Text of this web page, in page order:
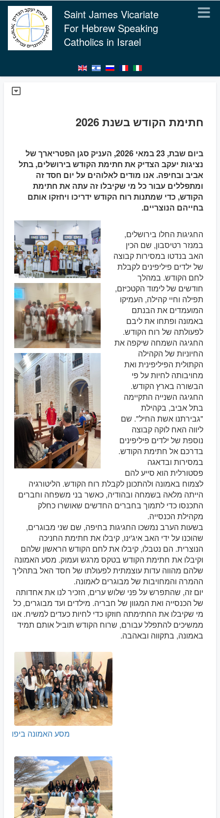
Saint James Vicariate
For Hebrew Speaking
Catholics in Israel
חתימת הקודש בשנת 2026
ביום שבת, 23 במאי 2026, העניק סגן הפטריארך של
נציגות יעקב הצדיק את חתימת הקודש בירושלים, בתל
אביב ובחיפה. אנו מודים לאלוהים על יום חסד זה
ומתפללים עבור כל מי שקיבלו זה עתה את חתימת
הקודש, כדי שמתנות רוח הקודש ידריכו ויחזקו אותם
בחייהם הנוצריים.
החגיגות החלו בירושלים,
במנזר רטיסבון, שם הכין
האב בנדטו במסירות קבוצה
של ילדים פיליפינים לקבלת
לחם הקודש. במהלך
חודשים של לימוד הקטכיזם,
תפילה וחיי קהילה, העמיקו
המועמדים את הבנתם
באמונה ופתחו את ליבם
לפעולתה של רוח הקודש.
החגיגה השמחה שיקפה את
החיוניות של הקהילה
הקתולית הפיליפינית ואת
מחויבותה לחיות על פי
הבשורה בארץ הקודש.
החגיגה השנייה התקיימה
בתל אביב, בקהילת
"גבירתנו אשת החיל". שם
ליווה האח לוקה קבוצה
נוספת של ילדים פיליפינים
בדרכם אל חתימת הקודש.
במסירות ובדאגה
פסטורלית הוא סייע להם
לצמוח באמונה ולהתכונן לקבלת רוח הקודש. הליטורגיה
הייתה מלאה בשמחה ובהודיה, כאשר בני משפחה וחברים
התכנסו כדי לתמוך בחברים החדשים שאושרו כחלק
מקהילת הכנסייה.
בשעות הערב נמשכו החגיגות בחיפה, שם שני מבוגרים,
שהוכנו על ידי האב איג'ינו, קיבלו את חתימת החניכה
הנוצרית. הם נטבלו, קיבלו את לחם הקודש הראשון שלהם
וקיבלו את חתימת הקודש בטקס מרגש ועמוק. מסע האמונה
שלהם מהווה עדות עוצמתית לפעולתו של חסד האל בתהליך
ההמרה והמחויבות של מבוגרים לאמונה.
יום זה, שהתפרש על פני שלוש ערים, הזכיר לנו את אחדותה
של הכנסייה ואת המגוון של חבריה. מילדים ועד מבוגרים, כל
מי שקיבלו את החתימתה חוזקו כדי לחיות כעדים למשיח. אנו
ממשיכים להתפלל עבורם, שרוח הקודש תוביל אותם תמיד
באמונה, בתקווה ובאהבה.
מסע האמונה ביפו